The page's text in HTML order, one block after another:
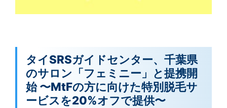
タイSRSガイドセンター、千葉県
のサロン「フェミニー」と提携開
始 〜MtFの方に向けた特別脱毛サ
ービスを20%オフで提供〜